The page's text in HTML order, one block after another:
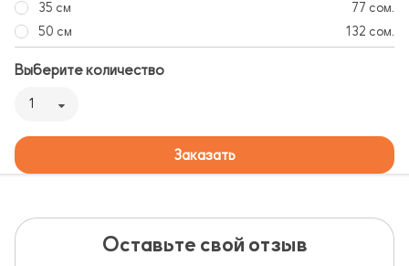
35 см
77 сом.
50 см
132 сом.
Выберите количество
1
Заказать
Оставьте свой отзыв